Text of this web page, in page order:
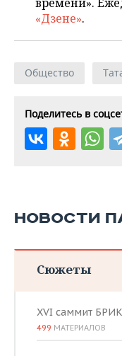
«Дзене».
Общество
Поделитесь в
НОВОСТИ
Сюжеты
XVI саммит
499 МАТЕРИАЛОВ